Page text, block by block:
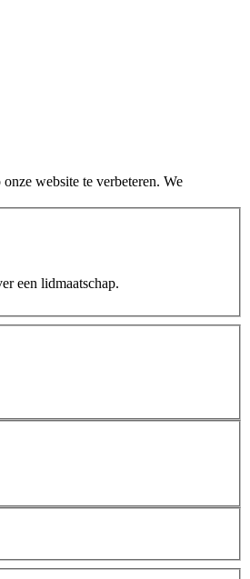
website te verbeteren. We
een lidmaatschap.